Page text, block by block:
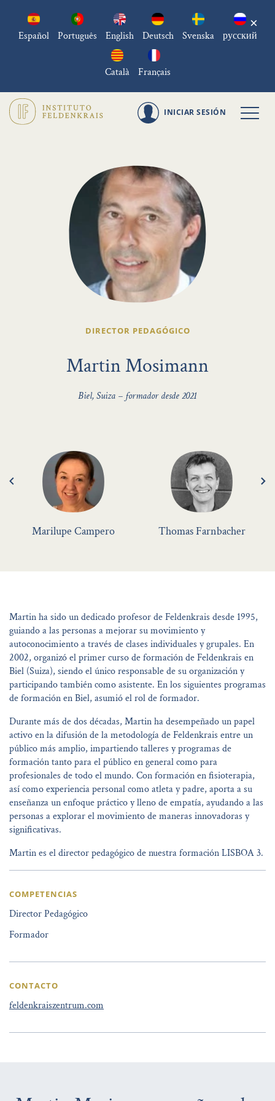
Español Português English Deutsch Svenska русский
Català Français
×
INICIAR SESIÓN
Marilupe Campero
DIRECTOR PEDAGÓGICO
Martin Mosimann
Biel, Suiza – formador desde 2021
Thomas Farnbacher
Martin ha sido un dedicado profesor de Feldenkrais desde 1995,
guiando a las personas a mejorar su movimiento y
autoconocimiento a través de clases individuales y grupales. En
2002, organizó el primer curso de formación de Feldenkrais en
Biel (Suiza), siendo el único responsable de su organización y
participando también como asistente. En los siguientes programas
de formación en Biel, asumió el rol de formador.
Durante más de dos décadas, Martin ha desempeñado un papel
activo en la difusión de la metodología de Feldenkrais entre un
público más amplio, impartiendo talleres y programas de
formación tanto para el público en general como para
profesionales de todo el mundo. Con formación en fisioterapia,
así como experiencia personal como atleta y padre, aporta a su
enseñanza un enfoque práctico y lleno de empatía, ayudando a las
personas a explorar el movimiento de maneras innovadoras y
significativas.
Martin es el director pedagógico de nuestra formación LISBOA 3.
COMPETENCIAS
Director Pedagógico
Formador
CONTACTO
feldenkraiszentrum.com